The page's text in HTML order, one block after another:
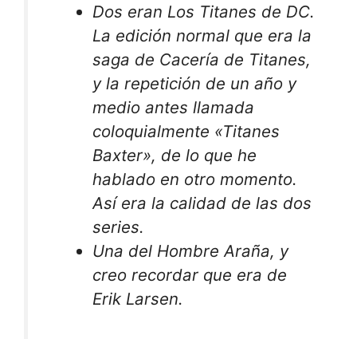
Dos eran Los Titanes de DC.
La edición normal que era la
saga de Cacería de Titanes,
y la repetición de un año y
medio antes llamada
coloquialmente «Titanes
Baxter», de lo que he
hablado en otro momento.
Así era la calidad de las dos
series.
Una del Hombre Araña, y
creo recordar que era de
Erik Larsen.